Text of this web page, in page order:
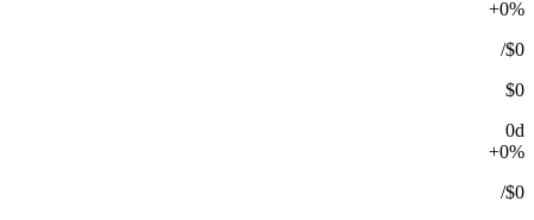
+0%
$0
/
$0
0d
+0%
$0
/